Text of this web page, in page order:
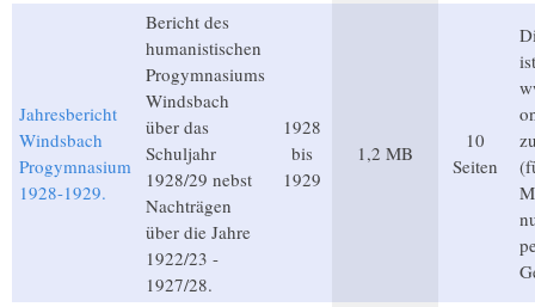
Jahresbericht
Windsbach
Progymnasium
1928-1929.
Bericht des
humanistischen
Progymnasiums
Windsbach
über das
Schuljahr
1928/29 nebst
Nachträgen
über die Jahre
1922/23 -
1927/28.
1928
bis
1929
1,2 MB
10
Seiten